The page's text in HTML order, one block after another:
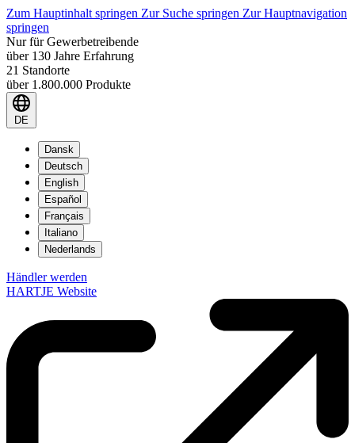
Zum Hauptinhalt springen Zur Suche springen Zur Hauptnavigation
springen
Nur für Gewerbetreibende
über 130 Jahre Erfahrung
21 Standorte
über 1.800.000 Produkte
DE
Dansk
Deutsch
English
Español
Français
Italiano
Nederlands
Händler werden
HARTJE Website